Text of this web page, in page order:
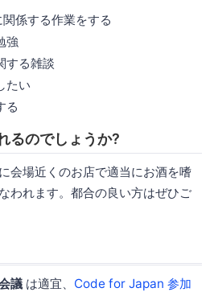
係する作業をする
強
する雑談
たい
る
るのでしょうか?
会場近くのお店で適当にお酒を嗜
われます。都合の良い方はぜひご
議 は適宜、 Code for Japan 参加